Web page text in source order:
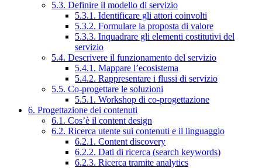
5.3. Definire il modello di servizio
5.3.1. Identificare gli attori coinvolti
5.3.2. Formulare la proposta di valore
5.3.3. Inquadrare gli elementi costitutivi del
servizio
5.4. Descrivere il funzionamento del servizio
5.4.1. Mappare l’ecosistema
5.4.2. Rappresentare i flussi di servizio
5.5. Co-progettare le soluzioni
5.5.1. Workshop di co-progettazione
6. Progettazione dei contenuti
6.1. Cos’è il content design
6.2. Ricerca utente sui contenuti e il linguaggio
6.2.1. Content discovery
6.2.2. Dati di ricerca (search keywords)
6.2.3. Ricerca tramite analytics